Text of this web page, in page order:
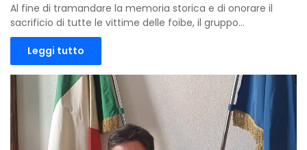
Al fine di tramandare la memoria storica e di onorare il
sacrificio di tutte le vittime delle foibe, il gruppo…
Leggi tutto